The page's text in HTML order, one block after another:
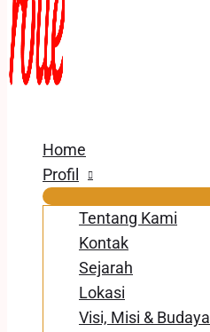
Home
Profil
Tentang Kami
Kontak
Sejarah
Lokasi
Visi, Misi & Budaya